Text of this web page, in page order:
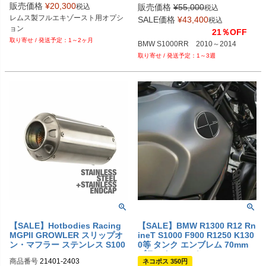
販売価格 ¥20,300税込
レムス製フルエキゾースト用オプシ
ョン
1～2ヶ月
Drag型番：1811-2918
販売価格 ¥55,000税込
SALE価格 ¥43,400税込
21％OFF
BMW S1000RR　2010～2014
1～3週
【SALE】Hotbodies Racing
MGPII GROWLER スリップオ
ン・マフラー ステンレス S100
商品番号 21401-2403
【SALE】BMW R1300 R12 Rn
ineT S1000 F900 R1250 K130
0等 タンク エンブレム 70mm
ブラック/シルバー RAISCH
ネコポス 350円